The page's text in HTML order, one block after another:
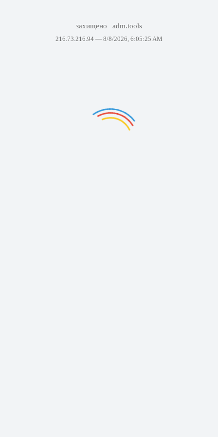
захищено adm.tools
216.73.216.94 — 8/8/2026, 6:05:25 AM